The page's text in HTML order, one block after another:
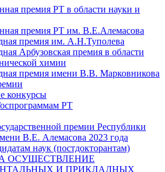
премия РТ в области науки и
премия РТ им. В.Е.Алемасова
премия им. А.Н.Туполева
Арбузовская премия в области
химии
премия имени В.В. Марковникова
конкурсы
РТ
премии Республики
В.Е. Алемасова 2023 года
наук (постдокторантам)
ОСУЩЕСТВЛЕНИЕ
И ПРИКЛАДНЫХ